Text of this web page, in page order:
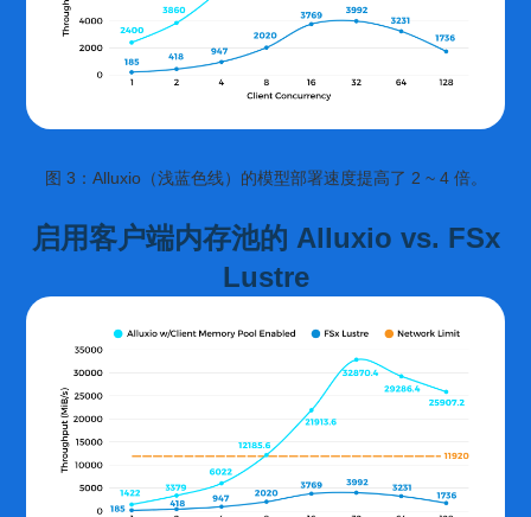
图 3：Alluxio（浅蓝色线）的模型部署速度提高了 2 ~ 4 倍。
启用客户端内存池的 Alluxio vs. FSx
Lustre